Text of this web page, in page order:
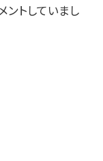
ントしていまし